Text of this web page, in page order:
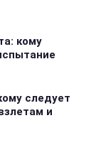
кому
следует
и